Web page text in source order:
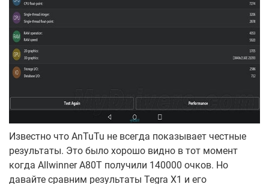
Известно что AnTuTu не всегда показывает честные
результаты. Это было хорошо видно в тот момент
когда Allwinner A80T получили 140000 очков. Но
давайте сравним результаты Tegra X1 и его